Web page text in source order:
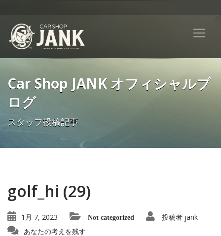
Car Shop JANK オフィシャルブ
ログ
スタッフ投稿記事
golf_hi (29)
1月 7, 2023 Not categorized 投稿者 jank
あなたの考えを残す